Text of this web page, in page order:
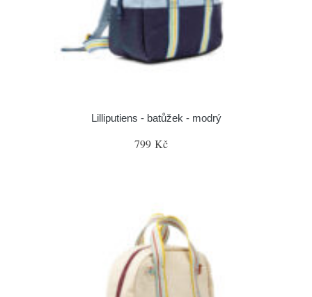
Lilliputiens - batůžek - modrý
799 Kč